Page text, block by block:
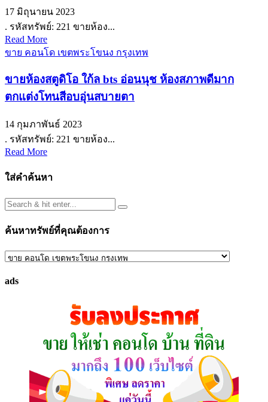
17 มิถุนายน 2023
. รหัสทรัพย์: 221 ขายห้อง...
Read More
ขาย คอนโด เขตพระโขนง กรุงเทพ
ขายห้องสตูดิโอ ใก้ล bts อ่อนนุช ห้องสภาพดีมาก
ตกแต่งโทนสีอบอุ่นสบายตา
14 กุมภาพันธ์ 2023
. รหัสทรัพย์: 221 ขายห้อง...
Read More
ใส่คำค้นหา
ค้นหาทรัพย์ที่คุณต้องการ
ค้นหา
ที่
ads